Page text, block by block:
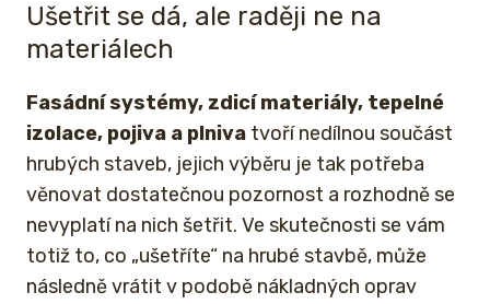
Ušetřit se dá, ale raději ne na
materiálech
Fasádní systémy, zdicí materiály, tepelné
izolace, pojiva a plniva tvoří nedílnou součást
hrubých staveb, jejich výběru je tak potřeba
věnovat dostatečnou pozornost a rozhodně se
nevyplatí na nich šetřit. Ve skutečnosti se vám
totiž to, co „ušetříte“ na hrubé stavbě, může
následně vrátit v podobě nákladných oprav